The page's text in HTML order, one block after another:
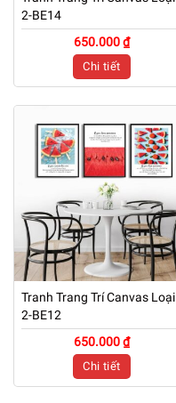
2-BE14
650.000 ₫
Chi tiết
Tranh Trang Trí Canvas Loại
2-BE12
650.000 ₫
Chi tiết